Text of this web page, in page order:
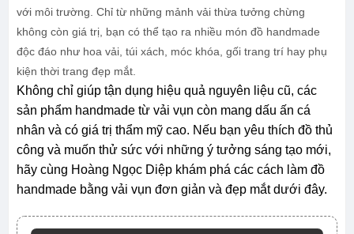
với môi trường. Chỉ từ những mảnh vải thừa tưởng chừng
không còn giá trị, bạn có thể tạo ra nhiều món đồ handmade
độc đáo như hoa vải, túi xách, móc khóa, gối trang trí hay phụ
kiện thời trang đẹp mắt.
Không chỉ giúp tận dụng hiệu quả nguyên liệu cũ, các
sản phẩm handmade từ vải vụn còn mang dấu ấn cá
nhân và có giá trị thẩm mỹ cao. Nếu bạn yêu thích đồ thủ
công và muốn thử sức với những ý tưởng sáng tạo mới,
hãy cùng Hoàng Ngọc Diệp khám phá các cách làm đồ
handmade bằng vải vụn đơn giản và đẹp mắt dưới đây.